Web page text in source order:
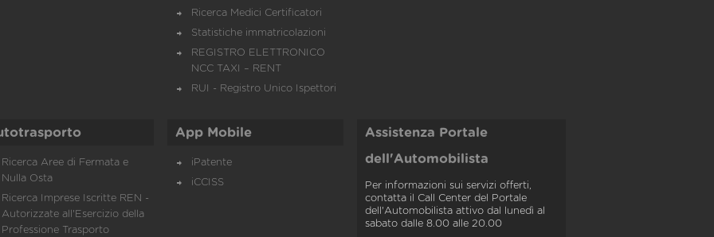
Ricerca Medici Certificatori
Statistiche immatricolazioni
REGISTRO ELETTRONICO
NCC TAXI – RENT
RUI - Registro Unico Ispettori
Ricerca Aree di Fermata e
Nulla Osta
Ricerca Imprese Iscritte REN -
Autorizzate all'Esercizio della
Professione Trasporto
App Mobile
iPatente
iCCISS
Assistenza Portale
dell'Automobilista
Per informazioni sui servizi offerti,
contatta il Call Center del Portale
dell'Automobilista attivo dal lunedì al
sabato dalle 8.00 alle 20.00